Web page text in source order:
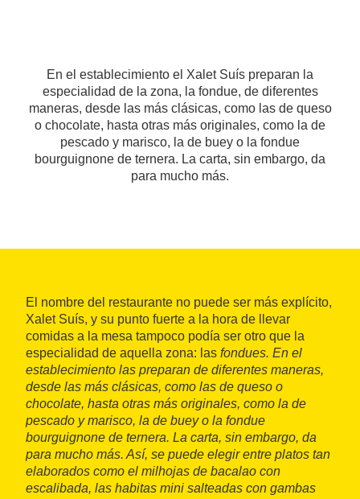
En el establecimiento el Xalet Suís preparan la
especialidad de la zona, la fondue, de diferentes
maneras, desde las más clásicas, como las de queso
o chocolate, hasta otras más originales, como la de
pescado y marisco, la de buey o la fondue
bourguignone de ternera. La carta, sin embargo, da
para mucho más.
El nombre del restaurante no puede ser más explícito,
Xalet Suís, y su punto fuerte a la hora de llevar
comidas a la mesa tampoco podía ser otro que la
especialidad de aquella zona: las fondues. En el
establecimiento las preparan de diferentes maneras,
desde las más clásicas, como las de queso o
chocolate, hasta otras más originales, como la de
pescado y marisco, la de buey o la fondue
bourguignone de ternera. La carta, sin embargo, da
para mucho más. Así, se puede elegir entre platos tan
elaborados como el milhojas de bacalao con
escalibada, las habitas mini salteadas con gambas